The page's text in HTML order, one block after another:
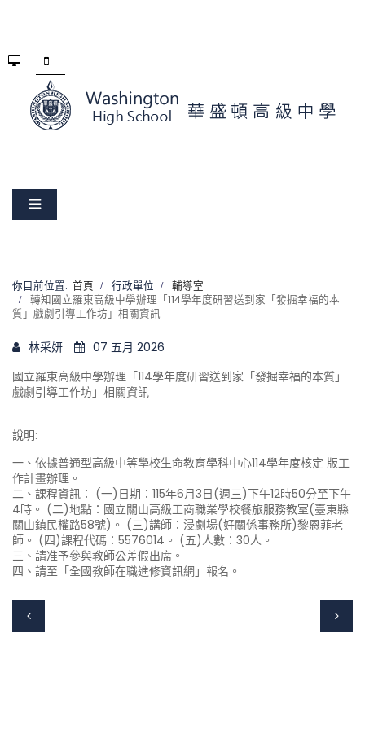
你目前位置: 首頁 行政單位
輔導室
轉知國立羅東高級中學辦理「114學年度研習送到家「發掘幸福的本
質」戲劇引導工作坊」相關資訊
林采妍
07 五月 2026
國立羅東高級中學辦理「114學年度研習送到家「發掘幸福的本質」
戲劇引導工作坊」相關資訊
說明:
一、依據普通型高級中等學校生命教育學科中心114學年度核定 版工
作計畫辦理。
二、課程資訊： (一)日期：115年6月3日(週三)下午12時50分至下午
4時。 (二)地點：國立關山高級工商職業學校餐旅服務教室(臺東縣
關山鎮民權路58號)。 (三)講師：浸劇場(好關係事務所)黎恩菲老
師。 (四)課程代碼：5576014。 (五)人數：30人。
三、請准予參與教師公差假出席。
四、請至「全國教師在職進修資訊網」報名。